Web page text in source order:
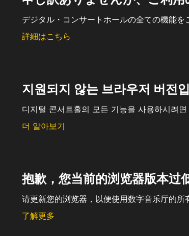
デジタル・コンサートホールの全ての機能を
詳細はこちら
지원되지 않는 브라우저 버전
디지털 콘서트홀의 모든 기능을 사용하시려
더 알아보기
抱歉，您当前的浏览器版本过
请更新您的浏览器，以便使用数字音乐厅的所
了解更多